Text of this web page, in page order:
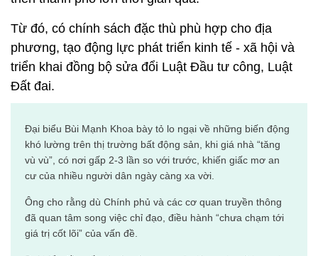
Từ đó, có chính sách đặc thù phù hợp cho địa
phương, tạo động lực phát triển kinh tế - xã hội và
triển khai đồng bộ sửa đổi Luật Đầu tư công, Luật
Đất đai.
Đại biểu Bùi Mạnh Khoa bày tỏ lo ngại về những biến động
khó lường trên thị trường bất động sản, khi giá nhà “tăng
vù vù”, có nơi gấp 2-3 lần so với trước, khiến giấc mơ an
cư của nhiều người dân ngày càng xa vời.
Ông cho rằng dù Chính phủ và các cơ quan truyền thông
đã quan tâm song việc chỉ đạo, điều hành “chưa chạm tới
giá trị cốt lõi” của vấn đề.